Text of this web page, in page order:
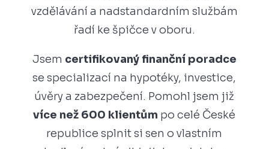
vzdělávání a nadstandardním službám
řadí ke špičce v oboru.
Jsem certifikovaný finanční poradce
se specializací na hypotéky, investice,
úvěry a zabezpečení. Pomohl jsem již
více než 600 klientům po celé České
republice splnit si sen o vlastním